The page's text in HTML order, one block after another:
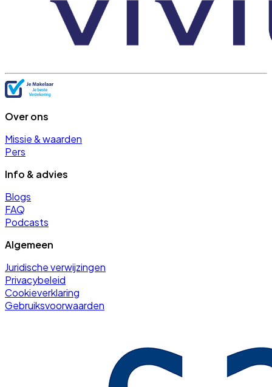
Over ons
Missie & waarden
Pers
Info & advies
Blogs
FAQ
Podcasts
Algemeen
Juridische verwijzingen
Privacybeleid
Cookieverklaring
Gebruiksvoorwaarden